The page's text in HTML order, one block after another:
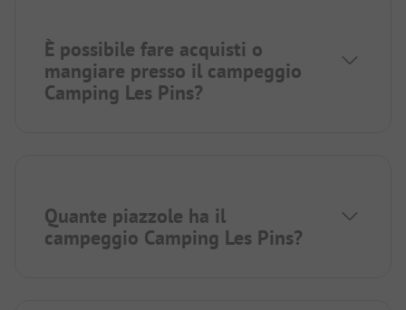
È possibile fare acquisti o
mangiare presso il campeggio
Camping Les Pins?
Quante piazzole ha il
campeggio Camping Les Pins?